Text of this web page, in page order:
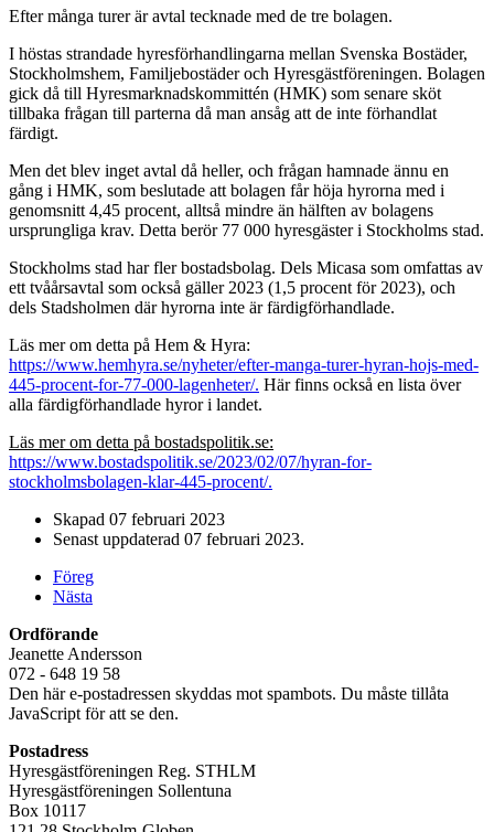
Efter många turer är avtal tecknade med de tre bolagen.
I höstas strandade hyresförhandlingarna mellan Svenska Bostäder,
Stockholmshem, Familjebostäder och Hyresgästföreningen. Bolagen
gick då till Hyresmarknadskommittén (HMK) som senare sköt
tillbaka frågan till parterna då man ansåg att de inte förhandlat
färdigt.
Men det blev inget avtal då heller, och frågan hamnade ännu en
gång i HMK, som beslutade att bolagen får höja hyrorna med i
genomsnitt 4,45 procent, alltså mindre än hälften av bolagens
ursprungliga krav. Detta berör 77 000 hyresgäster i Stockholms stad.
Stockholms stad har fler bostadsbolag. Dels Micasa som omfattas av
ett tvåårsavtal som också gäller 2023 (1,5 procent för 2023), och
dels Stadsholmen där hyrorna inte är färdigförhandlade.
Läs mer om detta på Hem & Hyra:
https://www.hemhyra.se/nyheter/efter-manga-turer-hyran-hojs-med-
445-procent-for-77-000-lagenheter/. Här finns också en lista över
alla färdigförhandlade hyror i landet.
Läs mer om detta på bostadspolitik.se:
https://www.bostadspolitik.se/2023/02/07/hyran-for-
stockholmsbolagen-klar-445-procent/.
Skapad 07 februari 2023
Senast uppdaterad 07 februari 2023.
Föreg
Nästa
Ordförande
Jeanette Andersson
072 - 648 19 58
Den här e-postadressen skyddas mot spambots. Du måste tillåta
JavaScript för att se den.
Postadress
Hyresgästföreningen Reg. STHLM
Hyresgästföreningen Sollentuna
Box 10117